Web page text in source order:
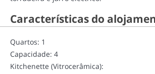
Características do
Quartos: 1
Capacidade: 4
Kitchenette (Vitrocerâmica):